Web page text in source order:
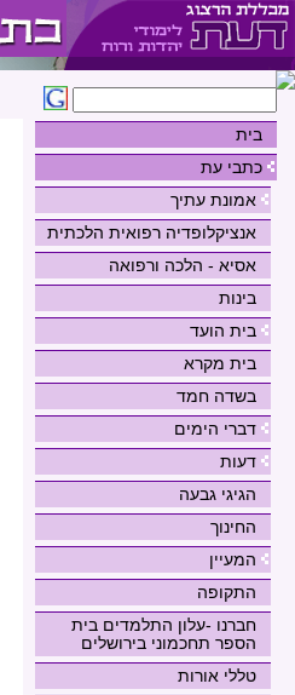
בית
כתבי עת
אמונת עתיך
אנציקלופדיה רפואית הלכתית
אסיא - הלכה ורפואה
בינות
בית הועד
בית מקרא
בשדה חמד
דברי הימים
דעות
הגיגי גבעה
החינוך
המעיין
התקופה
חברנו -עלון התלמדים בית
הספר תחכמוני בירושלים
טללי אורות